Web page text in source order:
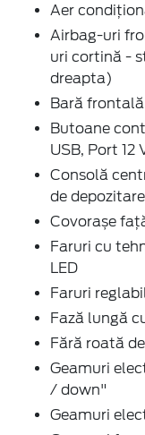
Aer
Airbag-uri
uri cortină -
dreapta)
Bară
Butoane
USB, Port
Consolă
de depozitare
Covorașe
Faruri cu
LED
Faruri
Fază lungă
Fără roată
Geamuri
/ down"
Geamuri